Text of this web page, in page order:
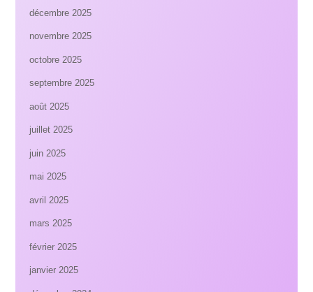
décembre 2025
novembre 2025
octobre 2025
septembre 2025
août 2025
juillet 2025
juin 2025
mai 2025
avril 2025
mars 2025
février 2025
janvier 2025